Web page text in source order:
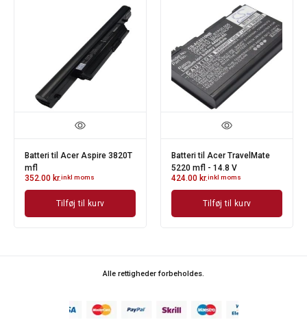
Batteri til Acer Aspire 3820T
mfl
352.00 kr.inkl moms
Tilføj til kurv
Batteri til Acer TravelMate
5220 mfl - 14.8 V
424.00 kr.inkl moms
Tilføj til kurv
Alle rettigheder forbeholdes.